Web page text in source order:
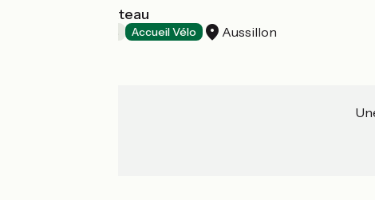
Métairie du Château
Accueil Vélo Aussillon